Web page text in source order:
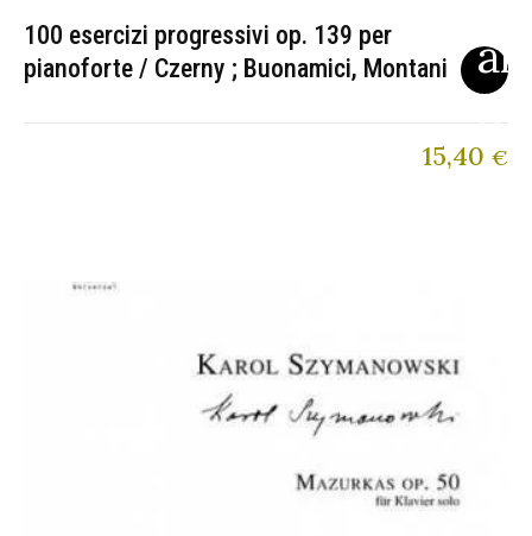
100 esercizi progressivi op. 139 per
pianoforte / Czerny ; Buonamici, Montani
15,40 €